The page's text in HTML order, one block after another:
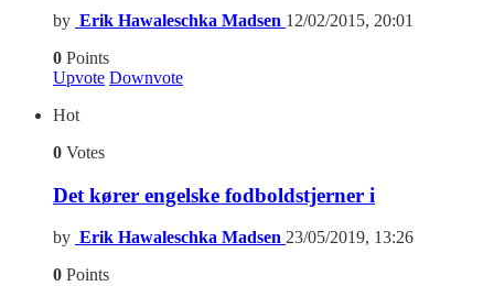
by Erik Hawaleschka Madsen 12/02/2015, 20:01
0 Points
Upvote Downvote
Hot
0 Votes
Det kører engelske fodboldstjerner i
by Erik Hawaleschka Madsen 23/05/2019, 13:26
0 Points